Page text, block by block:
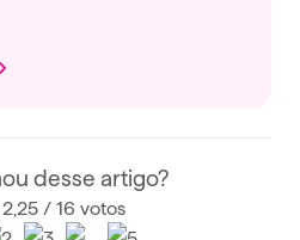
desse artigo?
/ 16 votos